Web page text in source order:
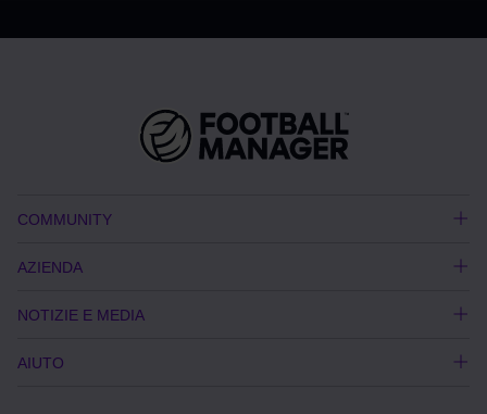
COMMUNITY
AZIENDA
NOTIZIE E MEDIA
AIUTO